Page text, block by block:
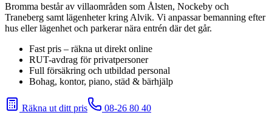
Bromma består av villaområden som Ålsten, Nockeby och
Traneberg samt lägenheter kring Alvik. Vi anpassar bemanning efter
hus eller lägenhet och parkerar nära entrén där det går.
Fast pris – räkna ut direkt online
RUT-avdrag för privatpersoner
Full försäkring och utbildad personal
Bohag, kontor, piano, städ & bärhjälp
Räkna ut ditt pris 08-26 80 40